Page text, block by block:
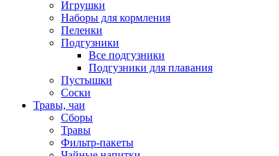
Игрушки
Наборы для кормления
Пеленки
Подгузники
Все подгузники
Подгузники для плавания
Пустышки
Соски
Травы, чаи
Сборы
Травы
Фильтр-пакеты